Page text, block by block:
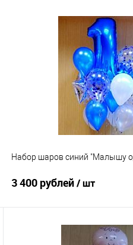
В
Купить в 1 клик
Набор шаров синий "Малышу
3 400 рублей/ шт
В корзину